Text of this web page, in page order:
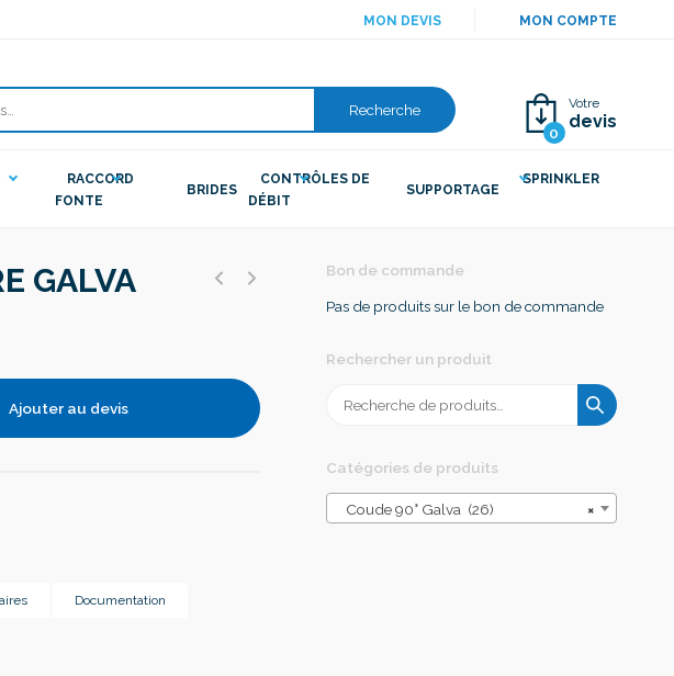
MON DEVIS MON COMPTE
Recherche
0
Votre
devis
RACCORD
FONTE
BRIDES
CONTRÔLES DE
DÉBIT
SUPPORTAGE
SPRINKLER
GALVA
Ajouter au devis
Documentation
Bon de commande
Pas de produits sur le bon de commande
Rechercher un produit
pour :
Catégories de produits
×
Coude 90° Galva (26)